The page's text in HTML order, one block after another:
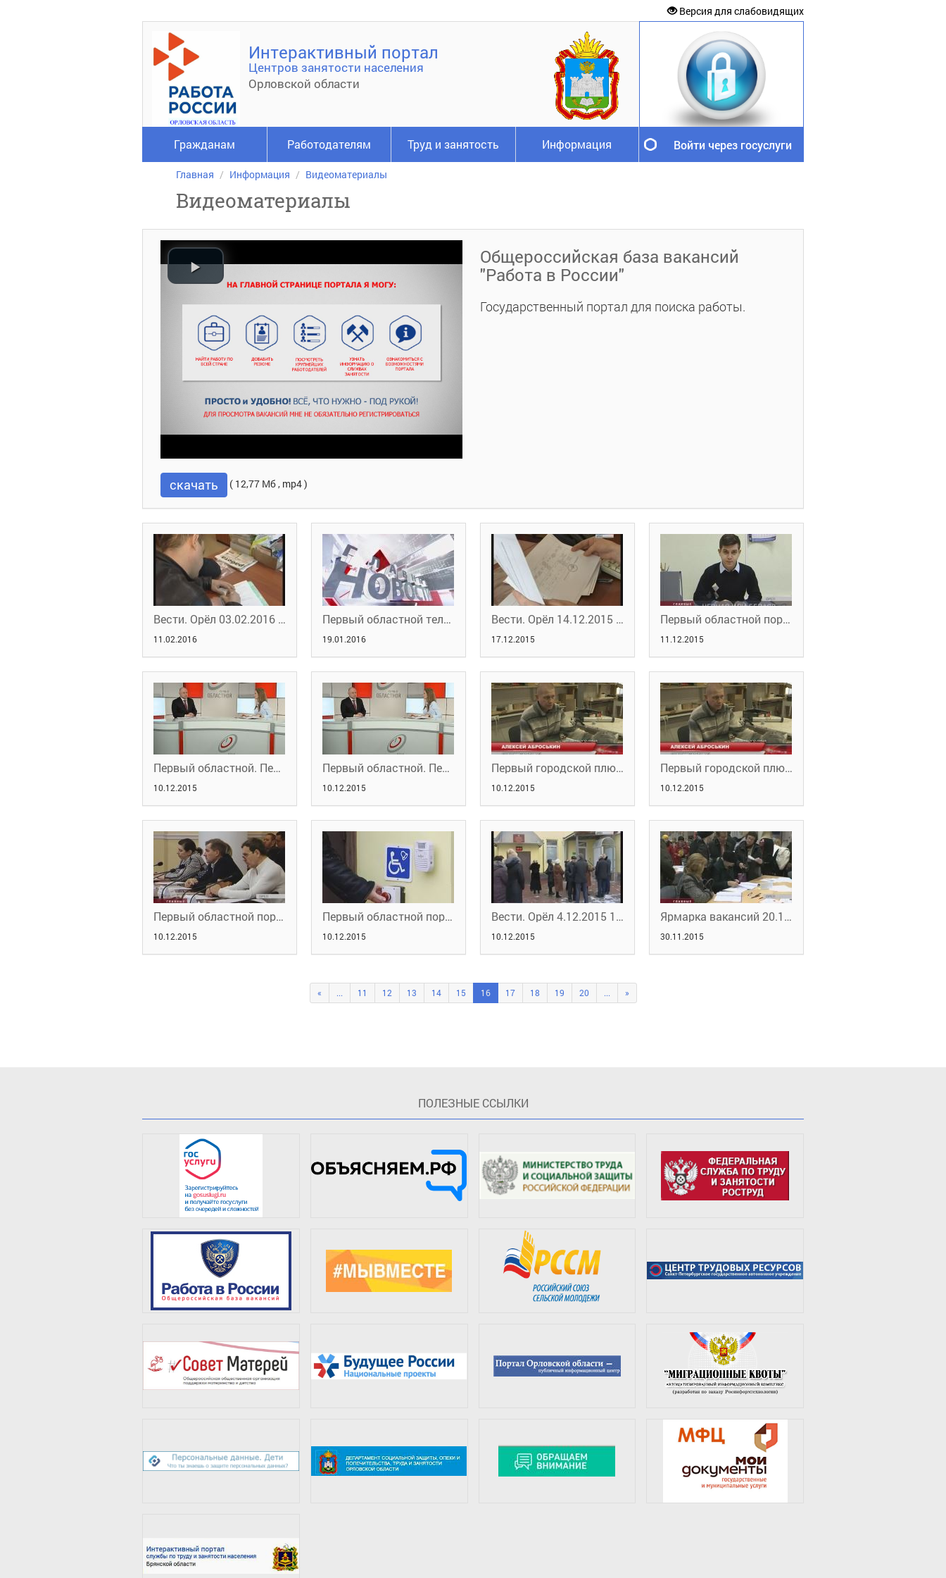
Версия для слабовидящих
Интерактивный портал
Центров занятости населения
Орловской области
Гражданам Работодателям Труд и занятость Информация Войти через госуслуги
Главная Информация Видеоматериалы
Видеоматериалы
Общероссийская база вакансий
"Работа в России"
Государственный портал для поиска работы.
скачать ( 12,77 Мб , mp4 )
Вести. Орёл 03.02.2016 14:30
11.02.2016
Первый областной телеканал. Новости 18.01.2016 г.
19.01.2016
Вести. Орёл 14.12.2015 19:35
17.12.2015
Первый областной портал новостей. Зарплата в конверте: доход или социальные гарантии?
11.12.2015
Первый областной. Персона Грата 09.12.2015. Часть 2
10.12.2015
Первый областной. Персона Грата 09.12.2015. Часть 1
10.12.2015
Первый городской плюс. От первого лица. Часть 1
10.12.2015
Первый городской плюс. От первого лица. Часть 2
10.12.2015
Первый областной портал новостей
10.12.2015
Первый областной портал новостей
10.12.2015
Вести. Орёл 4.12.2015 14:30
10.12.2015
Ярмарка вакансий 20.11.2015 г.
30.11.2015
« ... 11 12 13 14 15 16 17 18 19 20 ... »
ПOЛЕЗНЫЕ ССЫЛКИ